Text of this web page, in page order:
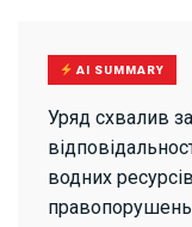
AI SUMMARY
Уряд схвалив
водних